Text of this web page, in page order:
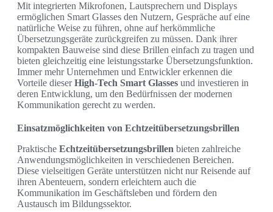
Mit integrierten Mikrofonen, Lautsprechern und Displays
ermöglichen Smart Glasses den Nutzern, Gespräche auf eine
natürliche Weise zu führen, ohne auf herkömmliche
Übersetzungsgeräte zurückgreifen zu müssen. Dank ihrer
kompakten Bauweise sind diese Brillen einfach zu tragen und
bieten gleichzeitig eine leistungsstarke Übersetzungsfunktion.
Immer mehr Unternehmen und Entwickler erkennen die
Vorteile dieserHigh-Tech Smart Glasses und investieren in
deren Entwicklung, um den Bedürfnissen der modernen
Kommunikation gerecht zu werden.
Einsatzmöglichkeiten von Echtzeitübersetzungsbrillen
Praktische Echtzeitübersetzungsbrillen bieten zahlreiche
Anwendungsmöglichkeiten in verschiedenen Bereichen.
Diese vielseitigen Geräte unterstützen nicht nur Reisende auf
ihren Abenteuern, sondern erleichtern auch die
Kommunikation im Geschäftsleben und fördern den
Austausch im Bildungssektor.